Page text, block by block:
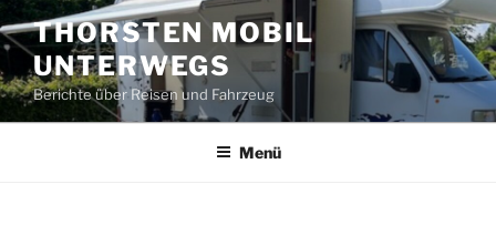
Zum
Inhalt
springen
THORSTEN MOBIL
UNTERWEGS
Berichte über Reisen und Fahrzeug
Menü